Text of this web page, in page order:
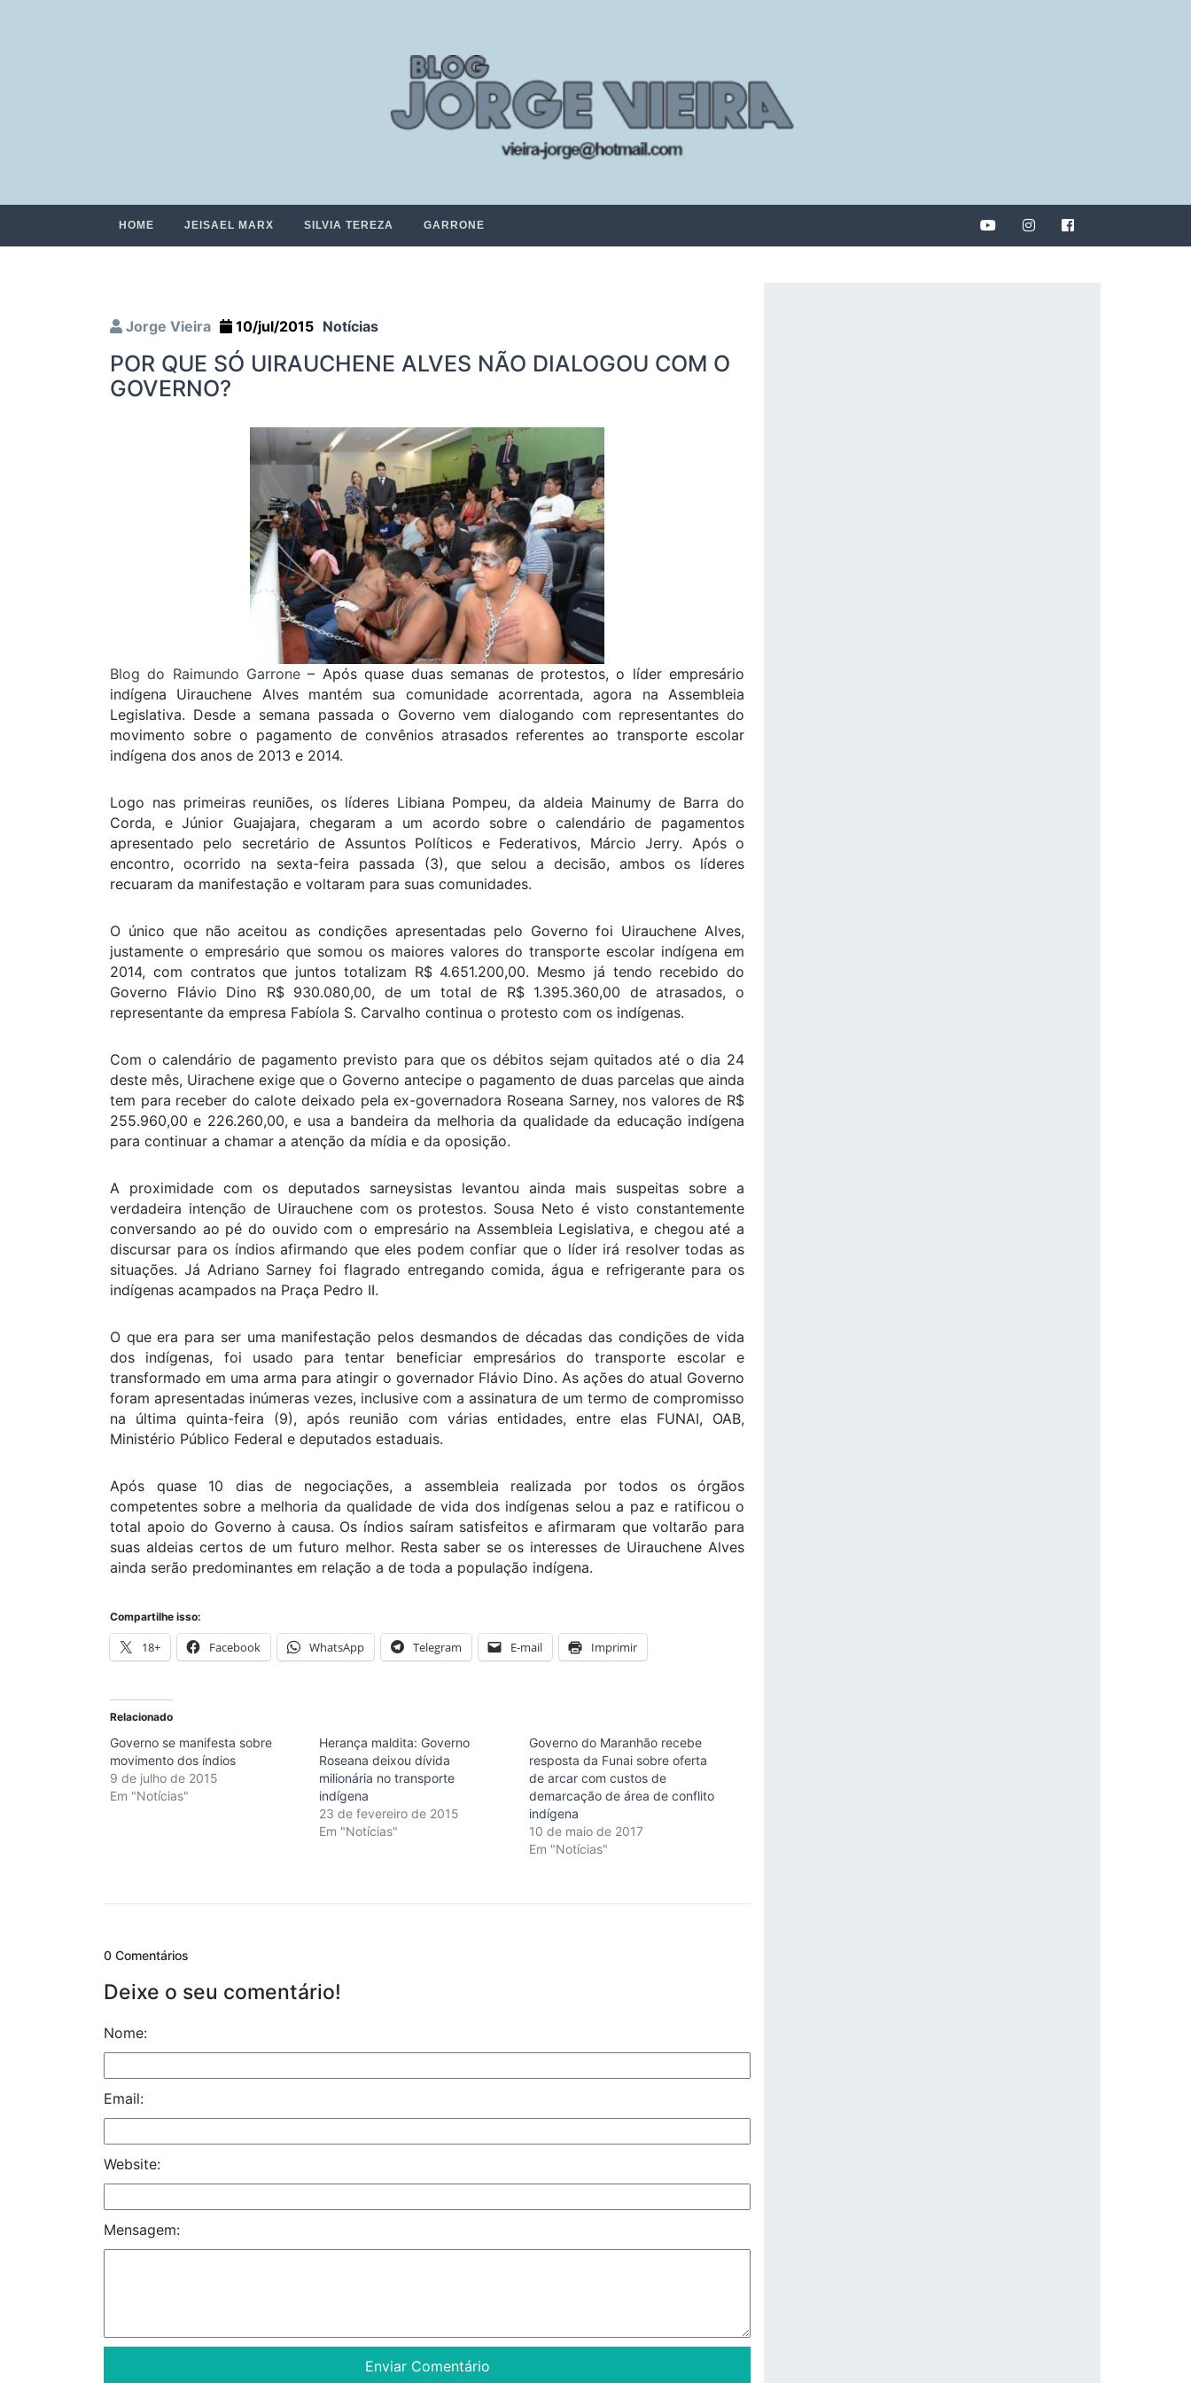
HOME JEISAEL MARX SILVIA TEREZA GARRONE
Jorge Vieira 10/jul/2015 Notícias
POR QUE SÓ UIRAUCHENE ALVES NÃO DIALOGOU COM O
GOVERNO?
Blog do Raimundo Garrone– Após quase duas semanas de protestos, o líder empresário
indígena Uirauchene Alves mantém sua comunidade acorrentada, agora na Assembleia
Legislativa. Desde a semana passada o Governo vem dialogando com representantes do
movimento sobre o pagamento de convênios atrasados referentes ao transporte escolar
indígena dos anos de 2013 e 2014.
Logo nas primeiras reuniões, os líderes Libiana Pompeu, da aldeia Mainumy de Barra do
Corda, e Júnior Guajajara, chegaram a um acordo sobre o calendário de pagamentos
apresentado pelo secretário de Assuntos Políticos e Federativos, Márcio Jerry. Após o
encontro, ocorrido na sexta-feira passada (3), que selou a decisão, ambos os líderes
recuaram da manifestação e voltaram para suas comunidades.
O único que não aceitou as condições apresentadas pelo Governo foi Uirauchene Alves,
justamente o empresário que somou os maiores valores do transporte escolar indígena em
2014, com contratos que juntos totalizam R$ 4.651.200,00. Mesmo já tendo recebido do
Governo Flávio Dino R$ 930.080,00, de um total de R$ 1.395.360,00 de atrasados, o
representante da empresa Fabíola S. Carvalho continua o protesto com os indígenas.
Com o calendário de pagamento previsto para que os débitos sejam quitados até o dia 24
deste mês, Uirachene exige que o Governo antecipe o pagamento de duas parcelas que ainda
tem para receber do calote deixado pela ex-governadora Roseana Sarney, nos valores de R$
255.960,00 e 226.260,00, e usa a bandeira da melhoria da qualidade da educação indígena
para continuar a chamar a atenção da mídia e da oposição.
A proximidade com os deputados sarneysistas levantou ainda mais suspeitas sobre a
verdadeira intenção de Uirauchene com os protestos. Sousa Neto é visto constantemente
conversando ao pé do ouvido com o empresário na Assembleia Legislativa, e chegou até a
discursar para os índios afirmando que eles podem confiar que o líder irá resolver todas as
situações. Já Adriano Sarney foi flagrado entregando comida, água e refrigerante para os
indígenas acampados na Praça Pedro II.
O que era para ser uma manifestação pelos desmandos de décadas das condições de vida
dos indígenas, foi usado para tentar beneficiar empresários do transporte escolar e
transformado em uma arma para atingir o governador Flávio Dino. As ações do atual Governo
foram apresentadas inúmeras vezes, inclusive com a assinatura de um termo de compromisso
na última quinta-feira (9), após reunião com várias entidades, entre elas FUNAI, OAB,
Ministério Público Federal e deputados estaduais.
Após quase 10 dias de negociações, a assembleia realizada por todos os órgãos
competentes sobre a melhoria da qualidade de vida dos indígenas selou a paz e ratificou o
total apoio do Governo à causa. Os índios saíram satisfeitos e afirmaram que voltarão para
suas aldeias certos de um futuro melhor. Resta saber se os interesses de Uirauchene Alves
ainda serão predominantes em relação a de toda a população indígena.
Compartilhe isso:
18+ Facebook WhatsApp Telegram E-mail Imprimir
Relacionado
Governo se manifesta sobre
movimento dos índios
9 de julho de 2015
Em "Notícias"
Herança maldita: Governo
Roseana deixou dívida
milionária no transporte
indígena
23 de fevereiro de 2015
Em "Notícias"
Governo do Maranhão recebe
resposta da Funai sobre oferta
de arcar com custos de
demarcação de área de conflito
indígena
10 de maio de 2017
Em "Notícias"
0 Comentários
Deixe o seu comentário!
Nome:
Email:
Website:
Mensagem: